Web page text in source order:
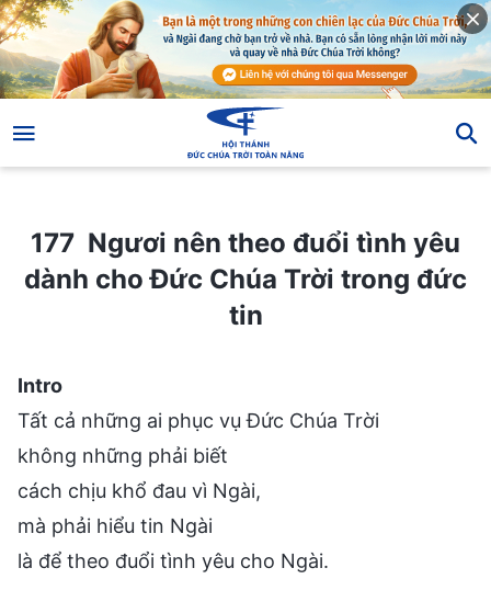
177 Ngươi nên theo đuổi tình yêu
dành cho Đức Chúa Trời trong đức
tin
Intro
Tất cả những ai phục vụ Đức Chúa Trời
không những phải biết
cách chịu khổ đau vì Ngài,
mà phải hiểu tin Ngài
là để theo đuổi tình yêu cho Ngài.